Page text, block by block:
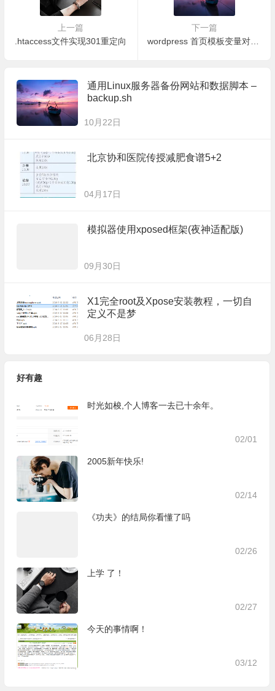
上一篇
.htaccess文件实现301重定向
下一篇
wordpress 首页模板变量对应表
通用Linux服务器备份网站和数据脚本 –
backup.sh
10月22日
北京协和医院传授减肥食谱5+2
04月17日
模拟器使用xposed框架(夜神适配版)
09月30日
X1完全root及Xpose安装教程，一切自
定义不是梦
06月28日
好有趣
时光如梭,个人博客一去已十余年。
02/01
2005新年快乐!
02/14
《功夫》的结局你看懂了吗
02/26
上学 了！
02/27
今天的事情啊！
03/12